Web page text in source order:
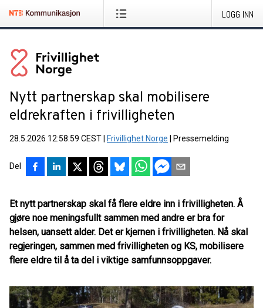
LOGG INN
Nytt partnerskap skal mobilisere
eldrekraften i frivilligheten
28.5.2026 12:58:59 CEST Frivillighet Norge Pressemelding
Del
Et nytt partnerskap skal få flere eldre inn i frivilligheten. Å
gjøre noe meningsfullt sammen med andre er bra for
helsen, uansett alder. Det er kjernen i frivilligheten. Nå skal
regjeringen, sammen med frivilligheten og KS, mobilisere
flere eldre til å ta del i viktige samfunnsoppgaver.